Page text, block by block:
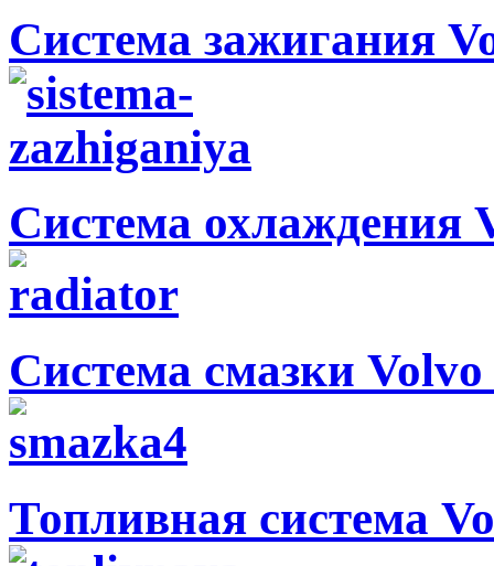
Система зажигания
Система охлаждения
Система смазки
Топливная система